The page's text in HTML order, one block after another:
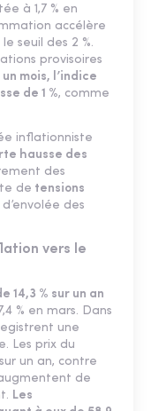
à 1,7 % en
accélère
seuil des 2 %.
provisoires
un mois, l’indice
de 1 %, comme
inflationniste
hausse des
des
de tensions
des
vers le
14,3 % sur un an
% en mars. Dans
une
Les prix du
un an, contre
augmentent de
Les